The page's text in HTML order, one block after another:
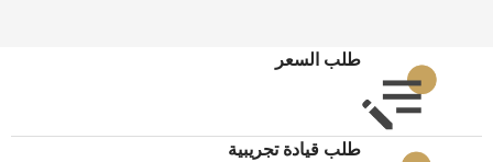
طلب السعر
طلب قيادة تجريبية